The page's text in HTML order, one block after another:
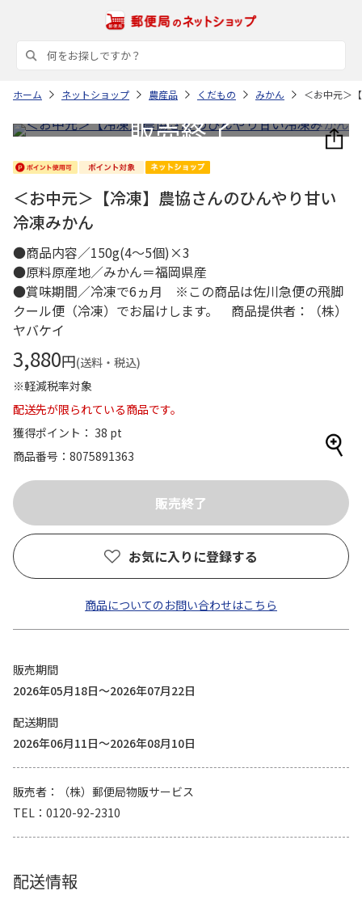
ホーム ネットショップ 農産品 くだもの みかん ＜お中元＞
＜お中元＞【冷凍】農協さんのひんやり甘い
冷凍みかん
●商品内容／150g(4～5個)×3
●原料原産地／みかん＝福岡県産
●賞味期間／冷凍で6ヵ月 ※この商品は佐川急便の飛脚
クール便（冷凍）でお届けします。 商品提供者：（株）
ヤバケイ
3,880円(送料・税込)
※軽減税率対象
配送先が限られている商品です。
獲得ポイント： 38 pt
商品番号
8075891363
お気に入りに登録する
商品についてのお問い合わせはこちら
販売期間
2026年05月18日～2026年07月22日
配送期間
2026年06月11日～2026年08月10日
販売者
（株）郵便局物販サービス
TEL
0120-92-2310
配送情報